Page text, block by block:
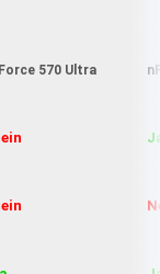
570 Ultra